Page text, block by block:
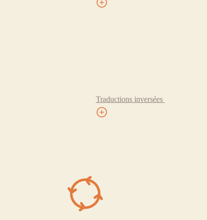
Traductions inversées